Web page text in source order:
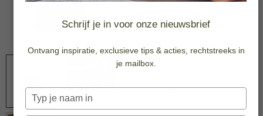
Schrijf je in voor onze nieuwsbrief
Ontvang inspiratie, exclusieve tips & acties, rechtstreeks in
je mailbox.
Typ
je
€ 18,39€ 22,99